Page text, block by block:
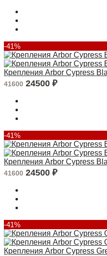
-41%
Крепления Arbor Cypress
41600 24500 ₽
-41%
Крепления Arbor Cypress
41600 24500 ₽
-41%
Крепления Arbor Cypress